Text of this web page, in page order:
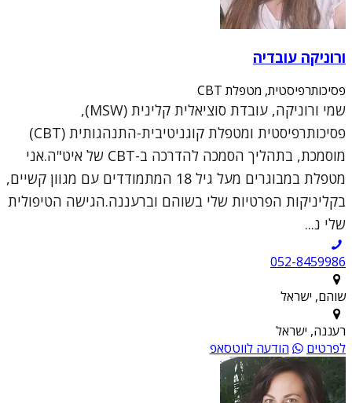
ורוניקה עובדיה
פסיכותרפיסטית, מטפלת CBT
שמי ורוניקה, עובדת סוציאלית קלינית (MSW),
פסיכותרפיסטית ומטפלת קוגניטיבית-התנהגותית (CBT)
מוסמכת, בתהליך הסמכה להדרכה ב-CBT של איט"ה.אני
מטפלת במבוגרים מעל גיל 18 המתמודדים עם מגוון קשיים,
בקליניקות הפרטיות שלי בשוהם וברעננה.הגישה הטיפולית
שלי נ...
052-8459986
שוהם, ישראל
רעננה, ישראל
לפרטים
הודעה לווטסאפ